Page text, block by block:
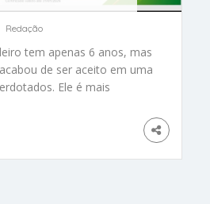
Redação
tem apenas 6 anos, mas
de ser aceito em uma
Ele é mais
com os pais em Peruíbe,
3 anos ele aprendeu a
interesse